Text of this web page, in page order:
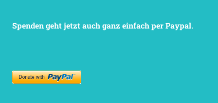
Spenden geht jetzt auch ganz einfach per Paypal.